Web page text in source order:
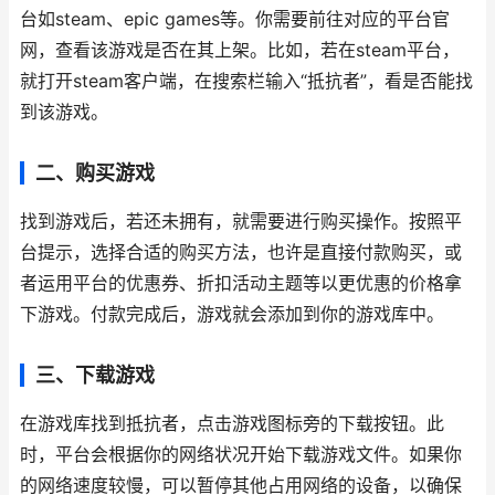
台如steam、epic games等。你需要前往对应的平台官
网，查看该游戏是否在其上架。比如，若在steam平台，
就打开steam客户端，在搜索栏输入“抵抗者”，看是否能找
到该游戏。
二、购买游戏
找到游戏后，若还未拥有，就需要进行购买操作。按照平
台提示，选择合适的购买方法，也许是直接付款购买，或
者运用平台的优惠券、折扣活动主题等以更优惠的价格拿
下游戏。付款完成后，游戏就会添加到你的游戏库中。
三、下载游戏
在游戏库找到抵抗者，点击游戏图标旁的下载按钮。此
时，平台会根据你的网络状况开始下载游戏文件。如果你
的网络速度较慢，可以暂停其他占用网络的设备，以确保